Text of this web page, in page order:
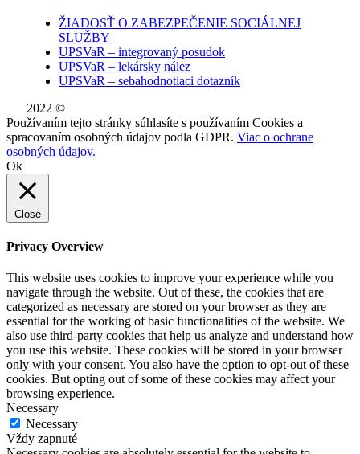
ŽIADOSŤ O ZABEZPEČENIE SOCIÁLNEJ
SLUŽBY
UPSVaR – integrovaný posudok
UPSVaR – lekársky nález
UPSVaR – sebahodnotiaci dotazník
2022 ©
Používaním tejto stránky súhlasíte s používaním Cookies a
spracovaním osobných údajov podla GDPR. Viac o ochrane
osobných údajov.
Ok
Close
Privacy Overview
This website uses cookies to improve your experience while you
navigate through the website. Out of these, the cookies that are
categorized as necessary are stored on your browser as they are
essential for the working of basic functionalities of the website. We
also use third-party cookies that help us analyze and understand how
you use this website. These cookies will be stored in your browser
only with your consent. You also have the option to opt-out of these
cookies. But opting out of some of these cookies may affect your
browsing experience.
Necessary
Necessary
Vždy zapnuté